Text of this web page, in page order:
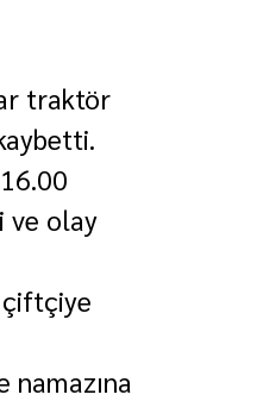
traktör
ve olay
çiftçiye
namazına